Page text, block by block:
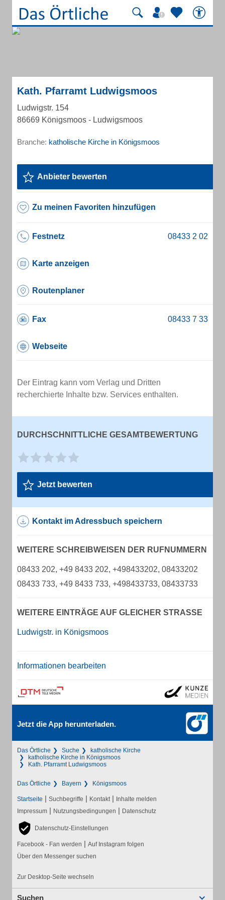
Kath. Pfarramt Ludwigsmoos
Ludwigstr. 154
86669 Königsmoos - Ludwigsmoos
Branche: katholische Kirche in Königsmoos
Anbieter bewerten
Zu meinen Favoriten hinzufügen
Festnetz
Karte anzeigen
Routenplaner
Fax
Webseite
Der Eintrag kann vom Verlag und Dritten
recherchierte Inhalte bzw. Services enthalten.
DURCHSCHNITTLICHE GESAMTBEWERTUNG
Jetzt bewerten
Kontakt im Adressbuch speichern
WEITERE SCHREIBWEISEN DER RUFNUMMERN
08433 202, +49 8433 202, +498433202, 08433202
08433 733, +49 8433 733, +498433733, 08433733
WEITERE EINTRÄGE AUF GLEICHER STRASSE
Ludwigstr. in Königsmoos
Informationen bearbeiten
Jetzt die App herunterladen.
Das Örtliche Suche
katholische Kirche
katholische Kirche in Königsmoos
Kath. Pfarramt Ludwigsmoos
Das Örtliche Bayern Königsmoos
Startseite | Suchbegriffe | Kontakt | Inhalte melden
Impressum | Nutzungsbedingungen | Datenschutz
Datenschutz-Einstellungen
Facebook - Fan werden | Auf Instagram folgen
Über den Messenger suchen
Zur Desktop-Seite wechseln
Suchen